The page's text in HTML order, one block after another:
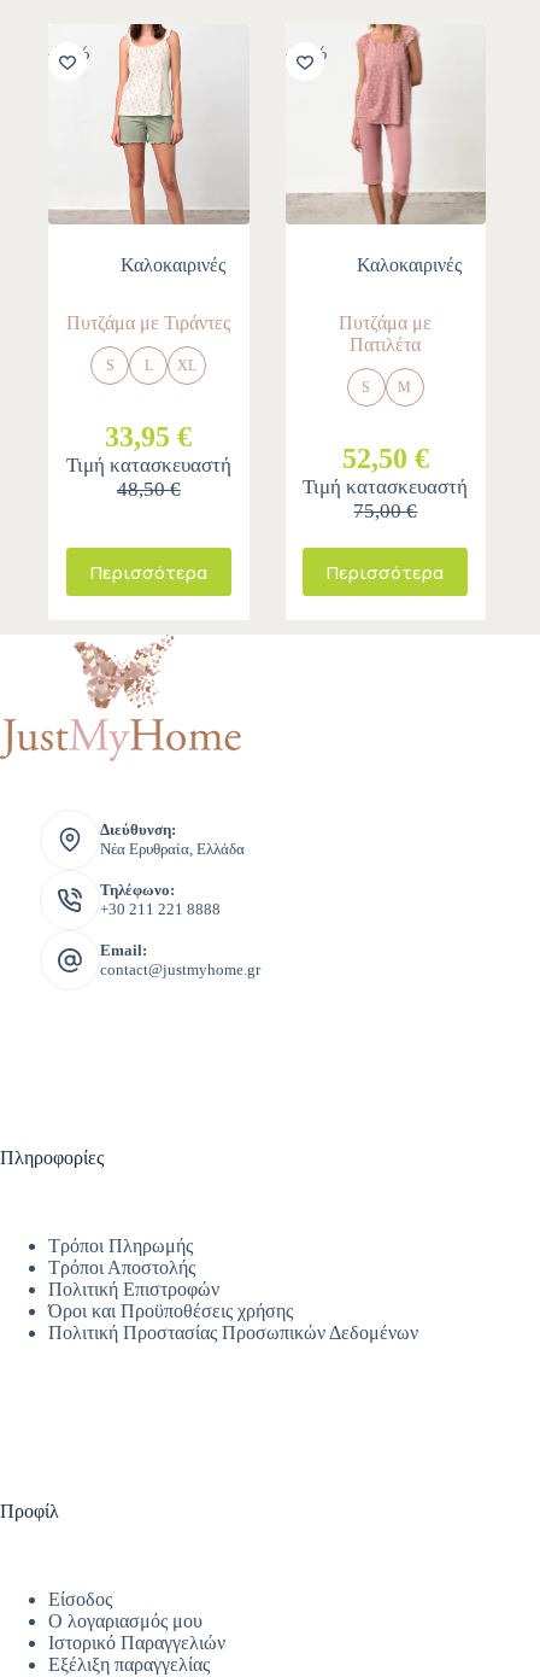
-30%
Καλοκαιρινές
Πυτζάμα με Τιράντες
S L XL
33,95 €
Τιμή κατασκευαστή
48,50 €
Περισσότερα
-30%
Καλοκαιρινές
Πυτζάμα με
Πατιλέτα
S M
52,50 €
Τιμή κατασκευαστή
75,00 €
Περισσότερα
Διεύθυνση:
Νέα Ερυθραία, Ελλάδα
Τηλέφωνο:
+30 211 221 8888
Email:
contact@justmyhome.gr
Πληροφορίες
Τρόποι Πληρωμής
Τρόποι Αποστολής
Πολιτική Επιστροφών
Όροι και Προϋποθέσεις χρήσης
Πολιτική Προστασίας Προσωπικών Δεδομένων
Προφίλ
Είσοδος
Ο λογαριασμός μου
Ιστορικό Παραγγελιών
Εξέλιξη παραγγελίας